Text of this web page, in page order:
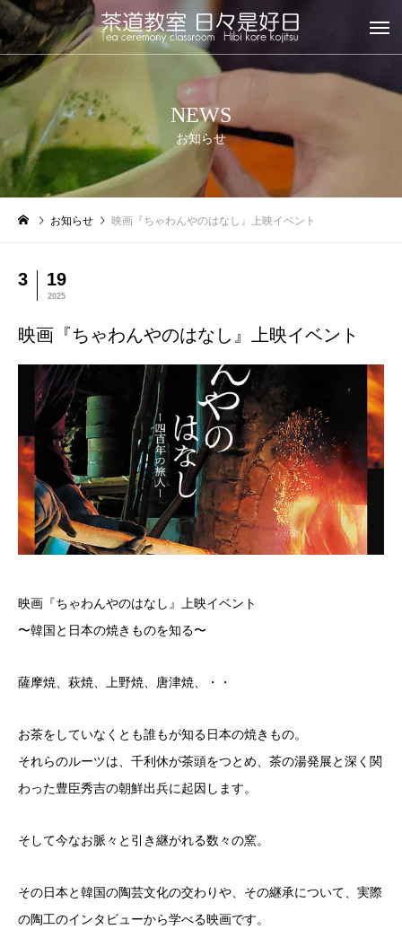
NEWS
お知らせ
お知らせ 映画『ちゃわんやのはなし』上映イベント
3 19
2025
映画『ちゃわんやのはなし』上映イベント
映画『ちゃわんやのはなし』上映イベント
〜韓国と日本の焼きものを知る〜
薩摩焼、萩焼、上野焼、唐津焼、・・
お茶をしていなくとも誰もが知る日本の焼きもの。
それらのルーツは、千利休が茶頭をつとめ、茶の湯発展と深く関
わった豊臣秀吉の朝鮮出兵に起因します。
そして今なお脈々と引き継がれる数々の窯。
その日本と韓国の陶芸文化の交わりや、その継承について、実際
の陶工のインタビューから学べる映画です。